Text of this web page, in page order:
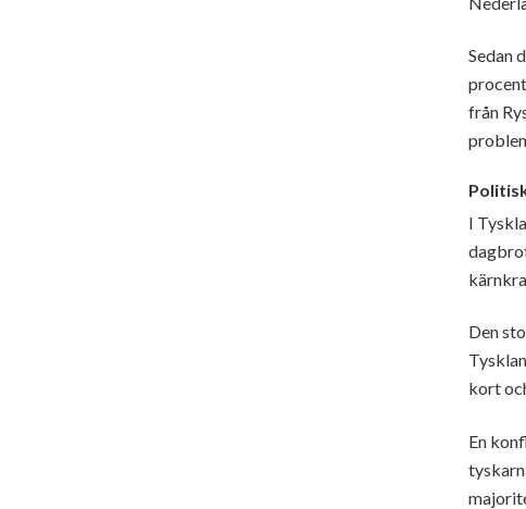
Sedan
från
I
Den
kort
En